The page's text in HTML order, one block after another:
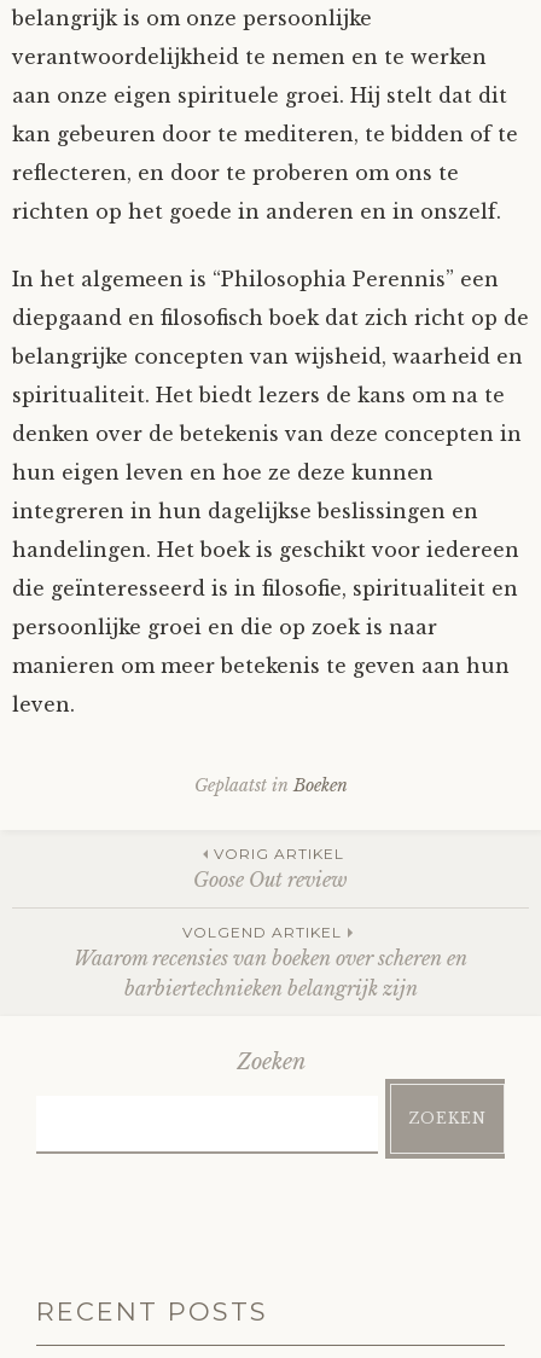
belangrijk is om onze persoonlijke
verantwoordelijkheid te nemen en te werken
aan onze eigen spirituele groei. Hij stelt dat dit
kan gebeuren door te mediteren, te bidden of te
reflecteren, en door te proberen om ons te
richten op het goede in anderen en in onszelf.
In het algemeen is “Philosophia Perennis” een
diepgaand en filosofisch boek dat zich richt op de
belangrijke concepten van wijsheid, waarheid en
spiritualiteit. Het biedt lezers de kans om na te
denken over de betekenis van deze concepten in
hun eigen leven en hoe ze deze kunnen
integreren in hun dagelijkse beslissingen en
handelingen. Het boek is geschikt voor iedereen
die geïnteresseerd is in filosofie, spiritualiteit en
persoonlijke groei en die op zoek is naar
manieren om meer betekenis te geven aan hun
leven.
Geplaatst in Boeken
Berichtnavigatie
VORIG ARTIKEL
Goose Out review
VOLGEND ARTIKEL
Waarom recensies van boeken over scheren en
barbiertechnieken belangrijk zijn
Zoeken
ZOEKEN
RECENT POSTS